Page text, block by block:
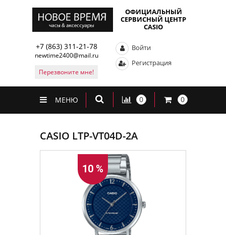
ОФИЦИАЛЬНЫЙ
СЕРВИСНЫЙ ЦЕНТР
CASIO
+7 (863) 311-21-78
newtime2400@mail.ru
Перезвоните мне!
Войти
Регистрация
МЕНЮ 0 0
CASIO LTP-VT04D-2A
10 %